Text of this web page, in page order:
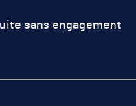
sans engagement